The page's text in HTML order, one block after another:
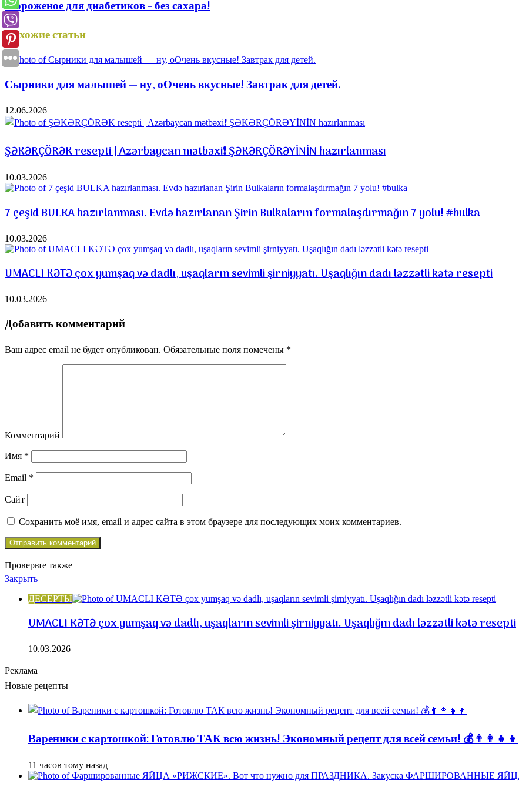
Мороженое для диабетиков - без сахара!
Похожие статьи
Сырники для малышей — ну, оОчень вкусные! Завтрак для детей.
12.06.2026
ŞƏKƏRÇÖRƏK resepti | Azərbaycan mətbəxi❗️ ŞƏKƏRÇÖRƏYİNİN hazırlanması
10.03.2026
7 çeşid BULKA hazırlanması. Evdə hazırlanan Şirin Bulkaların formalaşdırmağın 7 yolu! #bulka
10.03.2026
UMACLI KƏTƏ çox yumşaq və dadlı, uşaqların sevimli şirniyyatı. Uşaqlığın dadı ləzzətli kətə resepti
10.03.2026
Добавить комментарий
Ваш адрес email не будет опубликован. Обязательные поля помечены *
Комментарий
Имя *
Email *
Сайт
Сохранить моё имя, email и адрес сайта в этом браузере для последующих моих комментариев.
Проверьте также
Закрыть
ДЕСЕРТЫ
UMACLI KƏTƏ çox yumşaq və dadlı, uşaqların sevimli şirniyyatı. Uşaqlığın dadı ləzzətli kətə resepti
10.03.2026
Реклама
Новые рецепты
Вареники с картошкой: Готовлю ТАК всю жизнь! Экономный рецепт для всей семьи! 💰👨👩👧👦
11 часов тому назад